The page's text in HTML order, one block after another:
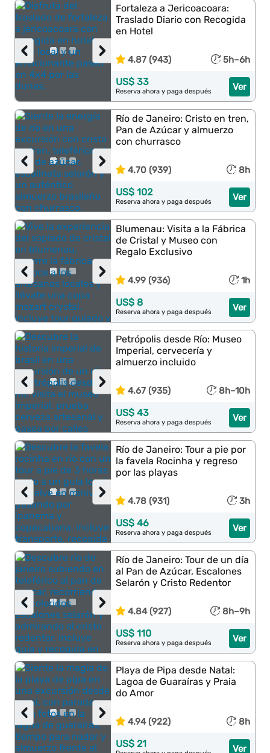
›
‹
Fortaleza a Jericoacoara:
Traslado Diario con Recogida
en Hotel
4.87 (943) 5h–6h
Ver
US$ 33
Reserva ahora y paga después
›
‹
Río de Janeiro: Cristo en tren,
Pan de Azúcar y almuerzo
con churrasco
4.70 (939) 8h
Ver
US$ 102
Reserva ahora y paga después
›
‹
Blumenau: Visita a la Fábrica
de Cristal y Museo con
Regalo Exclusivo
4.99 (936) 1h
Ver
US$ 8
Reserva ahora y paga después
›
‹
Petrópolis desde Río: Museo
Imperial, cervecería y
almuerzo incluido
4.67 (935) 8h–10h
Ver
US$ 43
Reserva ahora y paga después
›
‹
Río de Janeiro: Tour a pie por
la favela Rocinha y regreso
por las playas
4.78 (931) 3h
Ver
US$ 46
Reserva ahora y paga después
›
‹
Río de Janeiro: Tour de un día
al Pan de Azúcar, Escalones
Selarón y Cristo Redentor
4.84 (927) 8h–9h
Ver
US$ 110
Reserva ahora y paga después
›
‹
Playa de Pipa desde Natal:
Lagoa de Guaraíras y Praia
do Amor
4.94 (922) 8h
Ver
US$ 21